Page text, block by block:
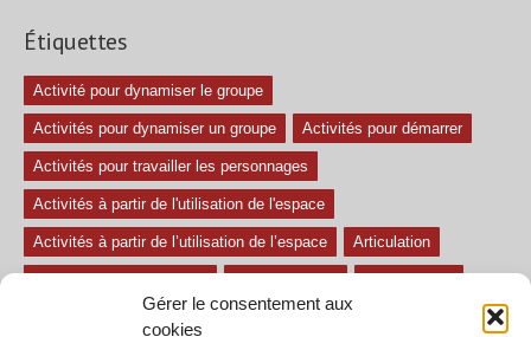
Gérer le consentement aux
cookies
Étiquettes
Activité pour dynamiser le groupe
Activités pour dynamiser un groupe Activités pour démarrer
Activités pour travailler les personnages
Activités à partir de l'utilisation de l'espace
Activités à partir de l’utilisation de l’espace Articulation
Exercices difficiles